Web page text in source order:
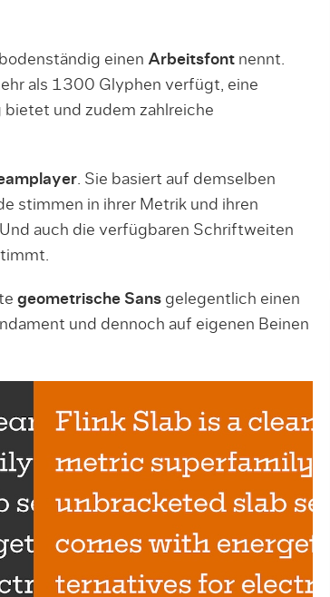
einen Arbeitsfontnennt.
als 1300 Glyphen verfügt, eine
und zudem zahlreiche
. Sie basiert auf demselben
stimmen in ihrer Metrik und ihren
auch die verfügbaren Schriftweiten
geometrische Sansgelegentlich einen
und dennoch auf eigenen Beinen